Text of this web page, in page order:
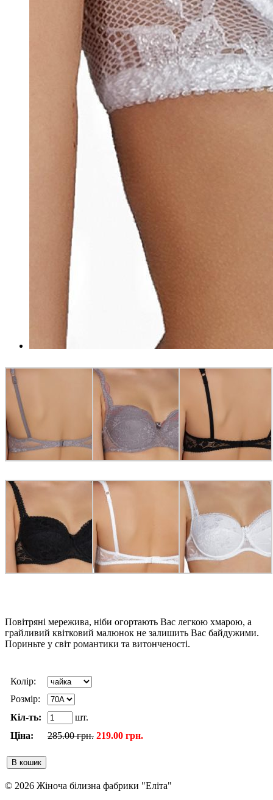
Повітряні мережива, ніби огортають Вас легкою хмарою, а
грайливий квітковий малюнок не залишить Вас байдужими.
Пориньте у світ романтики та витонченості.
Колір:
Розмір:
Кіл-ть:
шт.
Ціна:
285.00 грн. 219.00 грн.
© 2026 Жіноча білизна фабрики "Еліта"